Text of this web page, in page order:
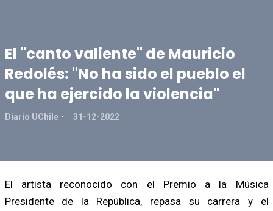
El "canto valiente" de Mauricio
Redolés: "No ha sido el pueblo el
que ha ejercido la violencia"
Diario UChile 31-12-2022
El artista reconocido con el Premio a la Música
Presidente de la República, repasa su carrera y el